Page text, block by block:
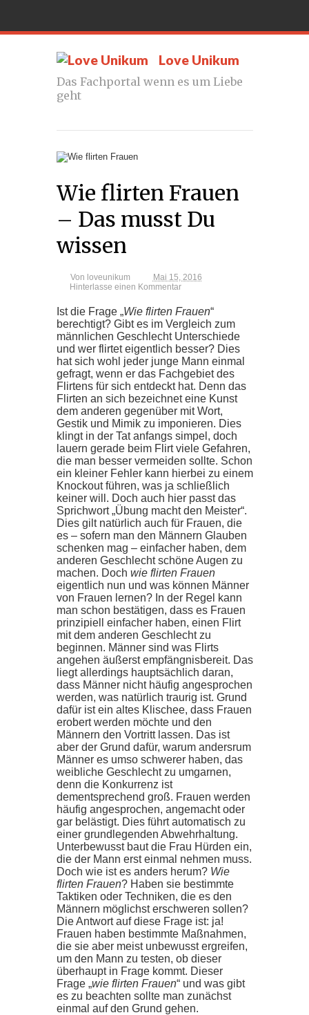
Love Unikum
Das Fachportal wenn es um Liebe
geht
Wie flirten Frauen
– Das musst Du
wissen
Von loveunikum
Mai 15, 2016
Hinterlasse einen Kommentar
Ist die Frage „Wie flirten Frauen“
berechtigt? Gibt es im Vergleich zum
männlichen Geschlecht Unterschiede
und wer flirtet eigentlich besser? Dies
hat sich wohl jeder junge Mann einmal
gefragt, wenn er das Fachgebiet des
Flirtens für sich entdeckt hat. Denn das
Flirten an sich bezeichnet eine Kunst
dem anderen gegenüber mit Wort,
Gestik und Mimik zu imponieren. Dies
klingt in der Tat anfangs simpel, doch
lauern gerade beim Flirt viele Gefahren,
die man besser vermeiden sollte. Schon
ein kleiner Fehler kann hierbei zu einem
Knockout führen, was ja schließlich
keiner will. Doch auch hier passt das
Sprichwort „Übung macht den Meister“.
Dies gilt natürlich auch für Frauen, die
es – sofern man den Männern Glauben
schenken mag – einfacher haben, dem
anderen Geschlecht schöne Augen zu
machen. Doch wie flirten Frauen
eigentlich nun und was können Männer
von Frauen lernen? In der Regel kann
man schon bestätigen, dass es Frauen
prinzipiell einfacher haben, einen Flirt
mit dem anderen Geschlecht zu
beginnen. Männer sind was Flirts
angehen äußerst empfängnisbereit. Das
liegt allerdings hauptsächlich daran,
dass Männer nicht häufig angesprochen
werden, was natürlich traurig ist. Grund
dafür ist ein altes Klischee, dass Frauen
erobert werden möchte und den
Männern den Vortritt lassen. Das ist
aber der Grund dafür, warum andersrum
Männer es umso schwerer haben, das
weibliche Geschlecht zu umgarnen,
denn die Konkurrenz ist
dementsprechend groß. Frauen werden
häufig angesprochen, angemacht oder
gar belästigt. Dies führt automatisch zu
einer grundlegenden Abwehrhaltung.
Unterbewusst baut die Frau Hürden ein,
die der Mann erst einmal nehmen muss.
Doch wie ist es anders herum? Wie
flirten Frauen? Haben sie bestimmte
Taktiken oder Techniken, die es den
Männern möglichst erschweren sollen?
Die Antwort auf diese Frage ist: ja!
Frauen haben bestimmte Maßnahmen,
die sie aber meist unbewusst ergreifen,
um den Mann zu testen, ob dieser
überhaupt in Frage kommt. Dieser
Frage „wie flirten Frauen“ und was gibt
es zu beachten sollte man zunächst
einmal auf den Grund gehen.